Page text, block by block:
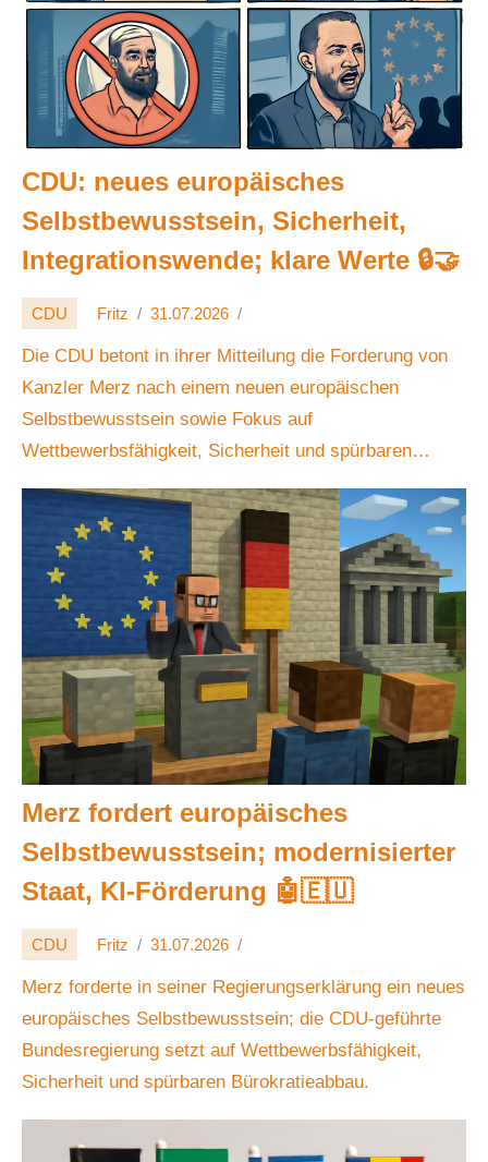
CDU: neues europäisches
Selbstbewusstsein, Sicherheit,
Integrationswende; klare Werte 🔒🤝
CDU Fritz 31.07.2026
Die CDU betont in ihrer Mitteilung die Forderung von
Kanzler Merz nach einem neuen europäischen
Selbstbewusstsein sowie Fokus auf
Wettbewerbsfähigkeit, Sicherheit und spürbaren
Merz fordert europäisches
Selbstbewusstsein; modernisierter
Staat, KI-Förderung 🤖🇪🇺
CDU Fritz 31.07.2026
Merz forderte in seiner Regierungserklärung ein neues
europäisches Selbstbewusstsein; die CDU-geführte
Bundesregierung setzt auf Wettbewerbsfähigkeit,
Sicherheit und spürbaren Bürokratieabbau.